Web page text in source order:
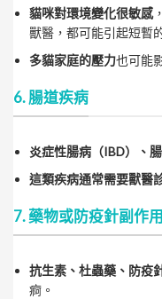
貓咪對環境變化很敏感
獸醫，都可能引起短暫
多貓家庭的壓力也可能
6. 腸道疾病
炎症性腸病（IBD）、
這類疾病通常需要獸醫
7. 藥物或防疫針副作用
抗生素、杜蟲藥、防疫
痾。